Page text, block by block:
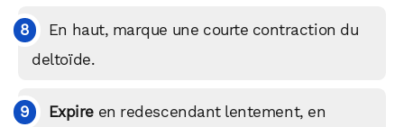
En haut, marque une courte contraction du
deltoïde.
Expireen redescendant lentement, en